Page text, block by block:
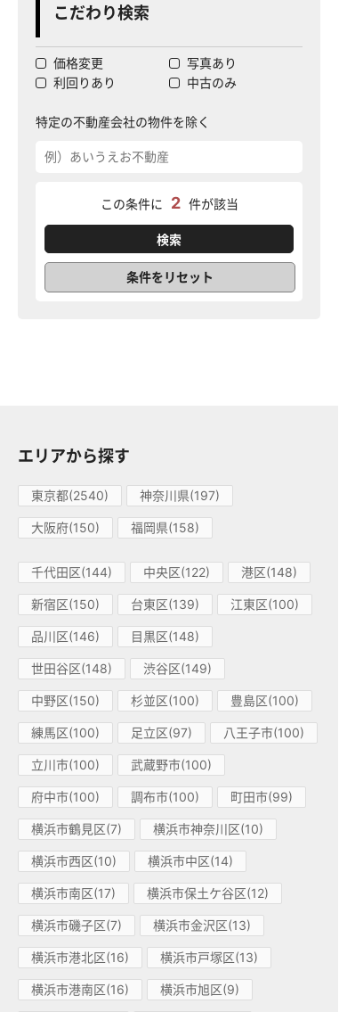
こだわり検索
価格変更
写真あり
利回りあり
中古のみ
特定の不動産会社の物件を除く
この条件に 2 件が該当
条件をリセット
エリアから探す
東京都(2540) 神奈川県(197)
大阪府(150) 福岡県(158)
千代田区(144) 中央区(122) 港区(148)
新宿区(150) 台東区(139) 江東区(100)
品川区(146) 目黒区(148)
世田谷区(148) 渋谷区(149)
中野区(150) 杉並区(100) 豊島区(100)
練馬区(100) 足立区(97) 八王子市(100)
立川市(100) 武蔵野市(100)
府中市(100) 調布市(100) 町田市(99)
横浜市鶴見区(7) 横浜市神奈川区(10)
横浜市西区(10) 横浜市中区(14)
横浜市南区(17) 横浜市保土ケ谷区(12)
横浜市磯子区(7) 横浜市金沢区(13)
横浜市港北区(16) 横浜市戸塚区(13)
横浜市港南区(16) 横浜市旭区(9)